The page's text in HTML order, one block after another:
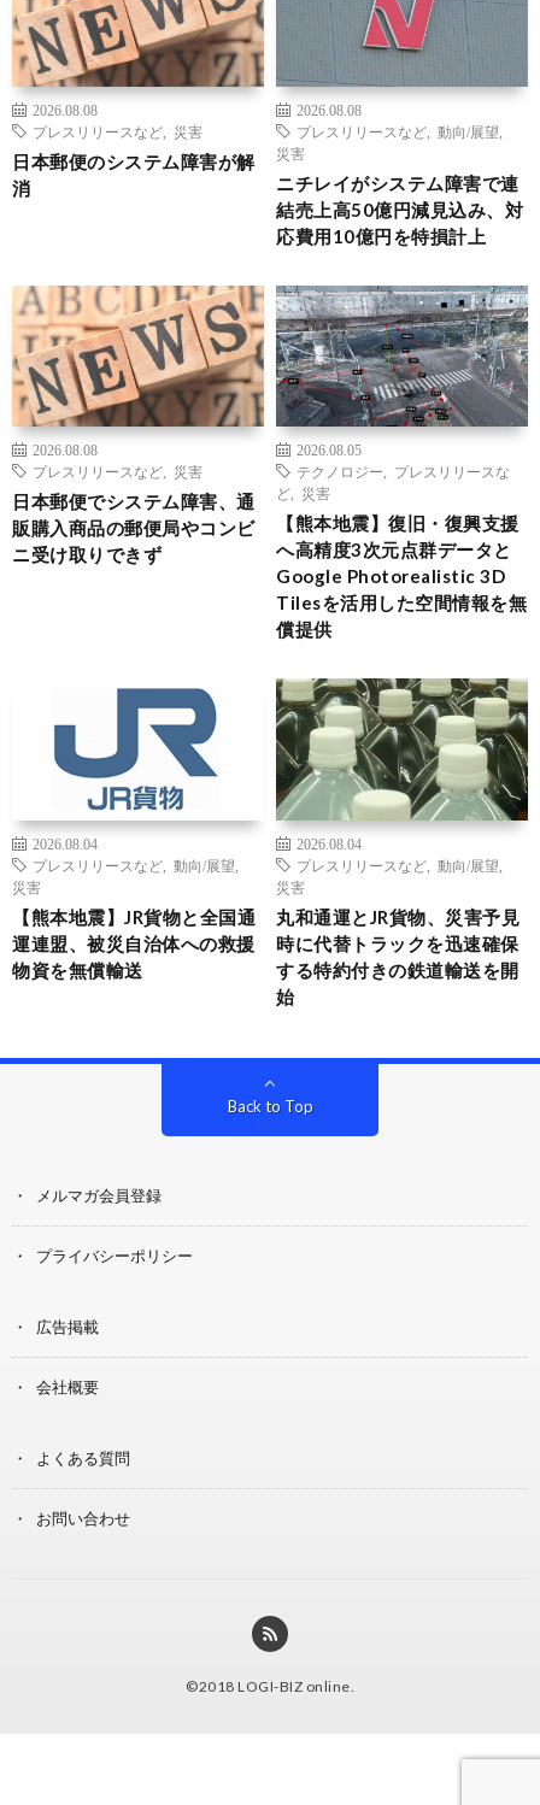
2026.08.08
プレスリリースなど
災害
日本郵便のシステム障害が解
消
2026.08.08
プレスリリースなど
動向/展望
災害
ニチレイがシステム障害で連
結売上高50億円減見込み、対
応費用10億円を特損計上
2026.08.08
プレスリリースなど
災害
日本郵便でシステム障害、通
販購入商品の郵便局やコンビ
ニ受け取りできず
2026.08.05
テクノロジー
プレスリリースな
ど
災害
【熊本地震】復旧・復興支援
へ高精度3次元点群データと
Google Photorealistic 3D
Tilesを活用した空間情報を無
償提供
2026.08.04
プレスリリースなど
動向/展望
災害
【熊本地震】JR貨物と全国通
運連盟、被災自治体への救援
物資を無償輸送
2026.08.04
プレスリリースなど
動向/展望
災害
丸和通運とJR貨物、災害予見
時に代替トラックを迅速確保
する特約付きの鉄道輸送を開
始
Back to Top
メルマガ会員登録
プライバシーポリシー
広告掲載
会社概要
よくある質問
お問い合わせ
©2018 LOGI-BIZ online